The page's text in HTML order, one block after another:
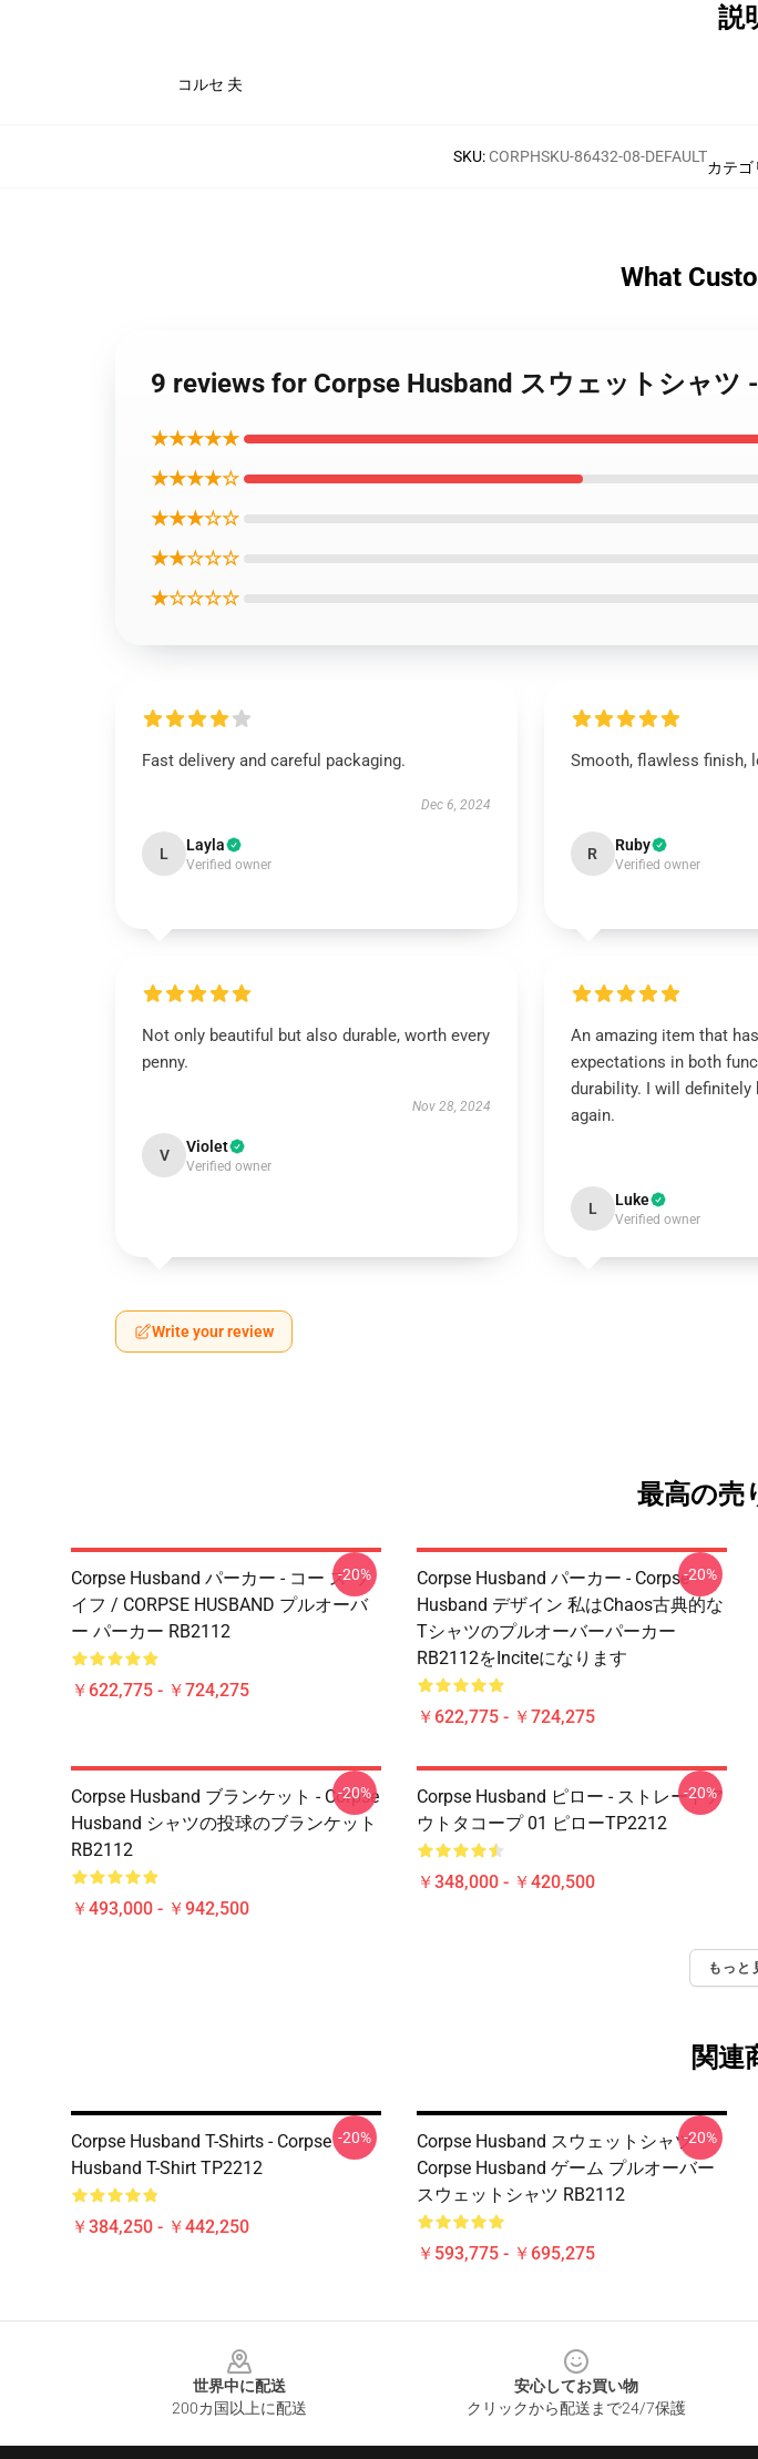
説
コルセ 夫
SKU: CORPHSKU-86432-08-DEFAULT
カテゴ
What
9 reviews for Corpse Husband スウェットシャ
★★★★★
★★★★☆
★★★☆☆
★★☆☆☆
★☆☆☆☆
Fast delivery and careful packaging.
Dec 6, 2024
L Layla
Verified owner
Smooth, flawless finish,
R Ruby
Verified owner
Not only beautiful but also durable, worth every
penny.
Nov 28, 2024
V Violet
Verified owner
An amazing item that
expectations in both
durability. I will
again.
L Luke
Verified owner
Write your review
最高の売
Corpse Husband パーカー - コー ス ワ
イフ / CORPSE HUSBAND プルオーバ
ー パーカー RB2112
￥622,775 - ￥724,275
-20%
Corpse Husband パーカー - Corpse
Husband デザイン 私はchaos古典的な
Tシャツのプルオーバーパーカー
RB2112をinciteになります
￥622,775 - ￥724,275
-20%
Corpse Husband ブランケット - Corpse
Husband シャツの投球のブランケット
RB2112
￥493,000 - ￥942,500
-20%
Corpse Husband ピロー - ストレートア
ウトタコープ 01 ピローTP2212
￥348,000 - ￥420,500
-20%
もっと
関連
Corpse Husband T-Shirts - Corpse
Husband T-Shirt TP2212
￥384,250 - ￥442,250
-20%
Corpse Husband スウェットシャツ -
Corpse Husband ゲーム プルオーバー
スウェットシャツ RB2112
￥593,775 - ￥695,275
-20%
世界中に配送
200カ国以上に配送
安心してお買い物
クリックから配送まで24/7保護